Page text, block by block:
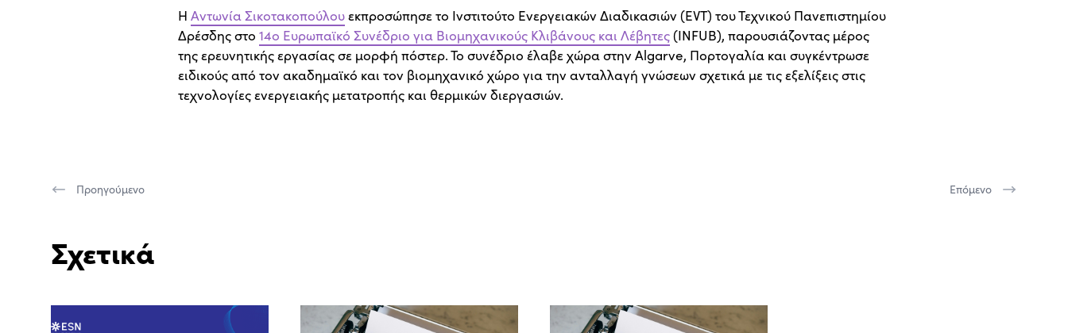
Η Αντωνία Σικοτακοπούλουεκπροσώπησε το Ινστιτούτο Ενεργειακών Διαδικασιών (EVT) του Τεχνικού Πανεπιστημίου
Δρέσδης στο 14ο Ευρωπαϊκό Συνέδριο για Βιομηχανικούς Κλιβάνους και Λέβητες(INFUB), παρουσιάζοντας μέρος
της ερευνητικής εργασίας σε μορφή πόστερ. Το συνέδριο έλαβε χώρα στην Algarve, Πορτογαλία και συγκέντρωσε
ειδικούς από τον ακαδημαϊκό και τον βιομηχανικό χώρο για την ανταλλαγή γνώσεων σχετικά με τις εξελίξεις στις
τεχνολογίες ενεργειακής μετατροπής και θερμικών διεργασιών.
Προηγούμενο Επόμενο
Σχετικά